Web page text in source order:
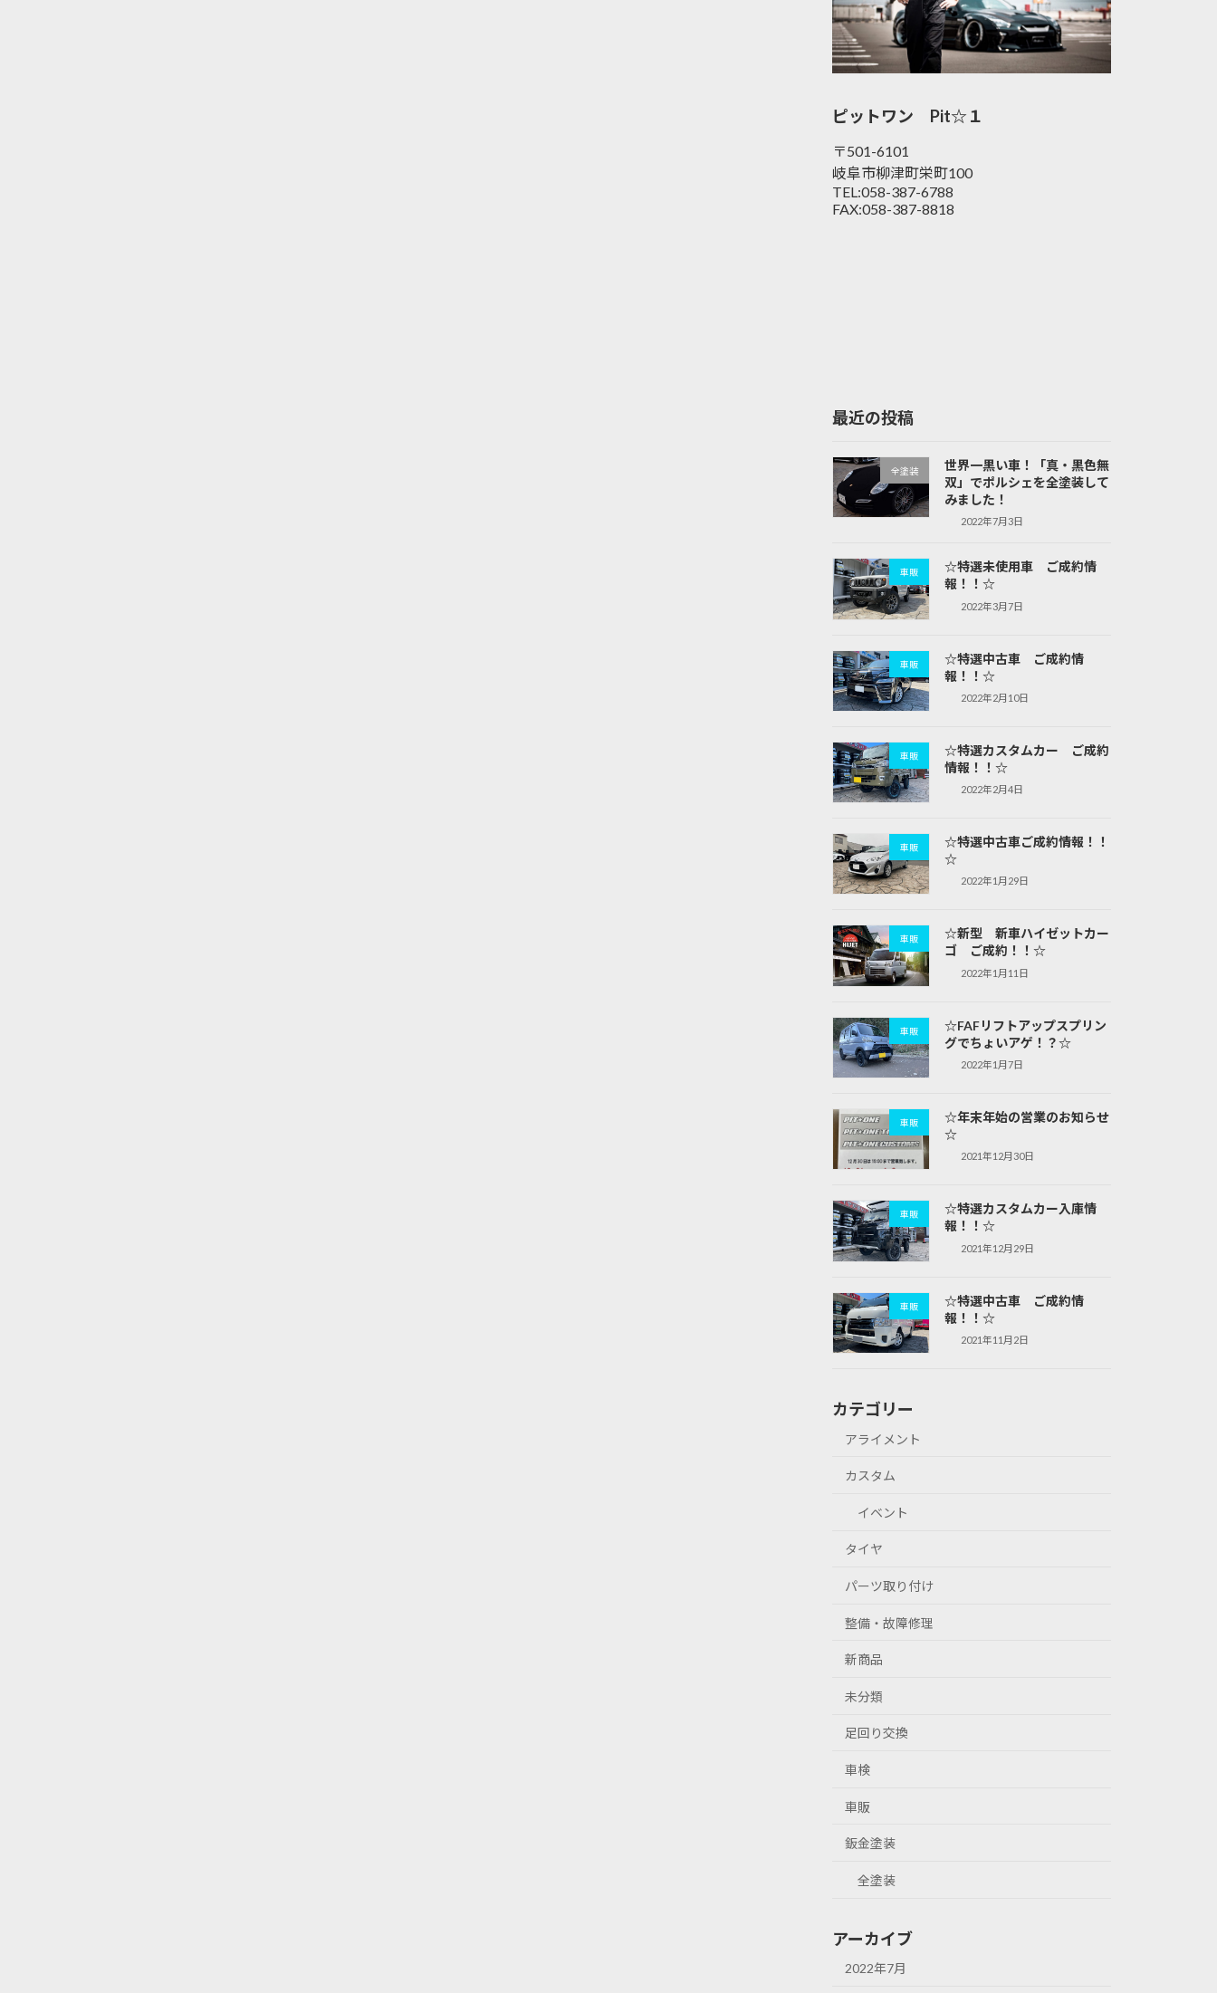
ピットワン Pit☆１
〒501-6101
岐阜市柳津町栄町100
TEL:058-387-6788
FAX:058-387-8818
最近の投稿
全塗装
世界一黒い車！「真・黒色無
双」でポルシェを全塗装して
みました！
2022年7月3日
車販
☆特選未使用車 ご成約情
報！！☆
2022年3月7日
車販
☆特選中古車 ご成約情
報！！☆
2022年2月10日
車販
☆特選カスタムカー ご成約
情報！！☆
2022年2月4日
車販
☆特選中古車ご成約情報！！
☆
2022年1月29日
車販
☆新型 新車ハイゼットカー
ゴ ご成約！！☆
2022年1月11日
車販
☆FAFリフトアップスプリン
グでちょいアゲ！？☆
2022年1月7日
車販
☆年末年始の営業のお知らせ
☆
2021年12月30日
車販
☆特選カスタムカー入庫情
報！！☆
2021年12月29日
車販
☆特選中古車 ご成約情
報！！☆
2021年11月2日
カテゴリー
アライメント
カスタム
イベント
タイヤ
パーツ取り付け
整備・故障修理
新商品
未分類
足回り交換
車検
車販
鈑金塗装
全塗装
アーカイブ
2022年7月